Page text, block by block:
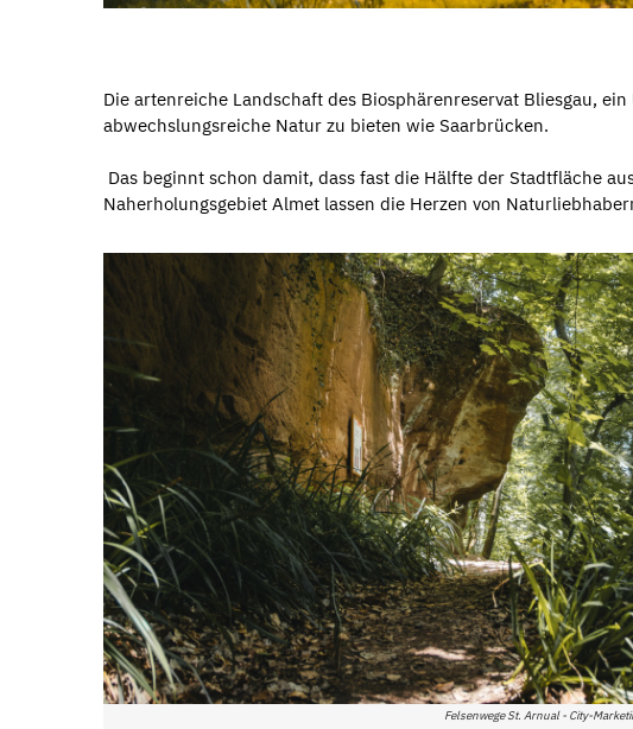
Die artenreiche Landschaft des Biosphärenreservat Bliesgau,
abwechslungsreiche Natur zu bieten wie Saarbrücken.
Das beginnt schon damit, dass fast die Hälfte der Stadtfläche
Naherholungsgebiet Almet lassen die Herzen von
Felsenwege St. Arnual - City-